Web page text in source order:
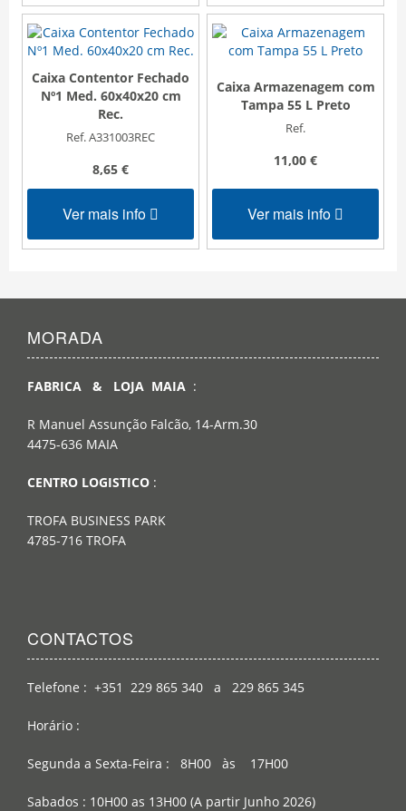
Caixa Contentor Fechado
Nº1 Med. 60x40x20 cm
Rec.
Ref. A331003REC
8,65 €
Ver mais info
Caixa Armazenagem com
Tampa 55 L Preto
Ref.
11,00 €
Ver mais info
MORADA
FABRICA & LOJA MAIA :
R Manuel Assunção Falcão, 14-Arm.30
4475-636 MAIA
CENTRO LOGISTICO :
TROFA BUSINESS PARK
4785-716 TROFA
CONTACTOS
Telefone : +351 229 865 340 a 229 865 345
Horário :
Segunda a Sexta-Feira : 8H00 às 17H00
Sabados : 10H00 as 13H00 (A partir Junho 2026)